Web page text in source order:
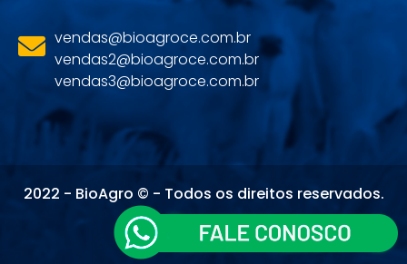
vendas@bioagroce.com.br
vendas2@bioagroce.com.br
vendas3@bioagroce.com.br
2022 - BioAgro © - Todos os direitos reservados.